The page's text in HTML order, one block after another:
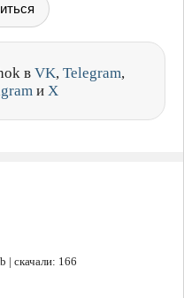
в VK, Telegram,
и X
| скачали: 166